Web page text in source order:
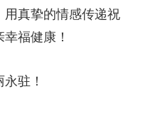
真挚的情感传递祝
福健康！
驻！